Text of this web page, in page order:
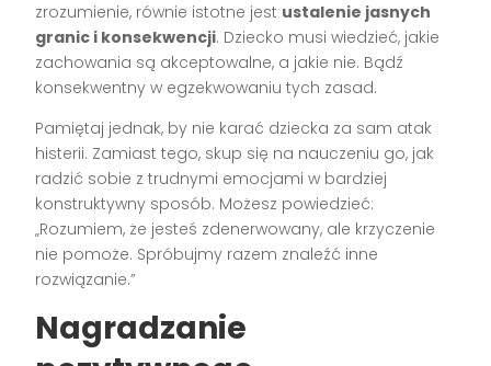
zrozumienie, równie istotne jest ustalenie jasnych
granic i konsekwencji. Dziecko musi wiedzieć, jakie
zachowania są akceptowalne, a jakie nie. Bądź
konsekwentny w egzekwowaniu tych zasad.
Pamiętaj jednak, by nie karać dziecka za sam atak
histerii. Zamiast tego, skup się na nauczeniu go, jak
radzić sobie z trudnymi emocjami w bardziej
konstruktywny sposób. Możesz powiedzieć:
„Rozumiem, że jesteś zdenerwowany, ale krzyczenie
nie pomoże. Spróbujmy razem znaleźć inne
rozwiązanie.”
Nagradzanie